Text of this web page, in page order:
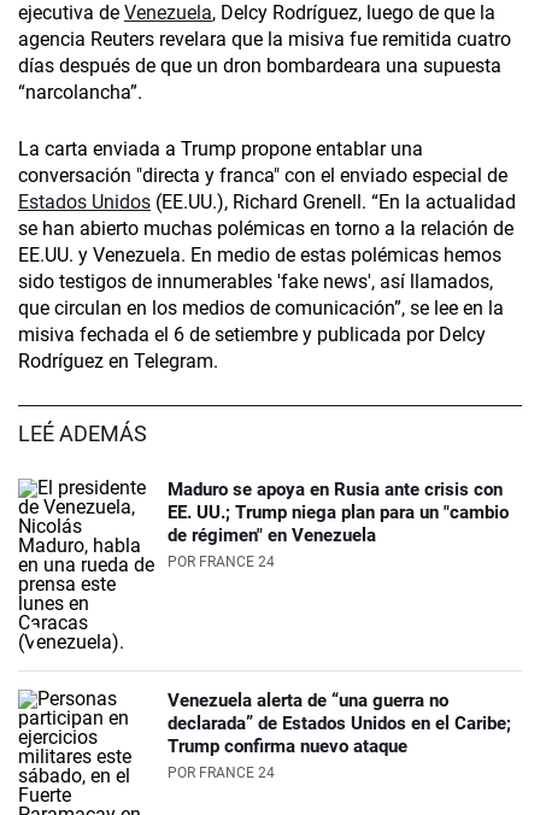
ejecutiva de Venezuela, Delcy Rodríguez, luego de que la
agencia Reuters revelara que la misiva fue remitida cuatro
días después de que un dron bombardeara una supuesta
“narcolancha”.
La carta enviada a Trump propone entablar una
conversación "directa y franca" con el enviado especial de
Estados Unidos (EE.UU.), Richard Grenell. “En la actualidad
se han abierto muchas polémicas en torno a la relación de
EE.UU. y Venezuela. En medio de estas polémicas hemos
sido testigos de innumerables 'fake news', así llamados,
que circulan en los medios de comunicación”, se lee en la
misiva fechada el 6 de setiembre y publicada por Delcy
Rodríguez en Telegram.
LEÉ ADEMÁS
Maduro se apoya en Rusia ante crisis con
EE. UU.; Trump niega plan para un "cambio
de régimen" en Venezuela
POR FRANCE 24
Venezuela alerta de “una guerra no
declarada” de Estados Unidos en el Caribe;
Trump confirma nuevo ataque
POR FRANCE 24